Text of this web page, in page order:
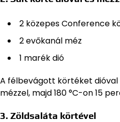
2 közepes Conference
2 evőkanál méz
1 marék dió
A félbevágott körtéket dióval
mézzel, majd 180 °C-on 15
3. Zöldsaláta körtével